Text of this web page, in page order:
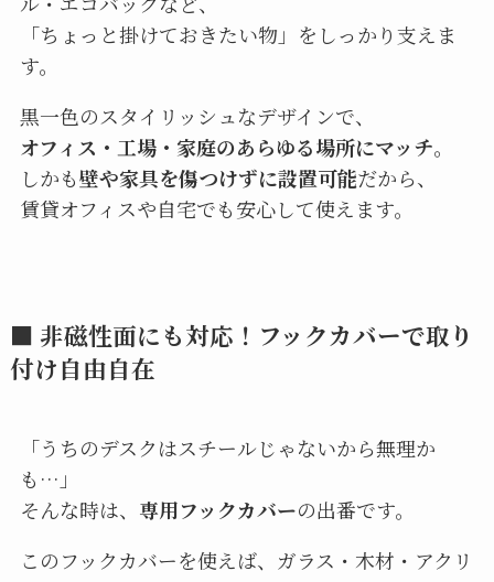
「ちょっと掛けておきたい物」をしっかり支えま
す。
黒一色のスタイリッシュなデザインで、
オフィス・工場・家庭のあらゆる場所にマッチ。
しかも壁や家具を傷つけずに設置可能だから、
賃貸オフィスや自宅でも安心して使えます。
■ 非磁性面にも対応！フックカバーで取り
付け自由自在
「うちのデスクはスチールじゃないから無理か
も…」
そんな時は、 専用フックカバーの出番です。
このフックカバーを使えば、ガラス・木材・アクリ